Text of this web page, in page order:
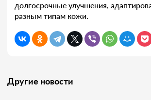
долгосрочные улучшения,
разным типам кожи.
Другие новости